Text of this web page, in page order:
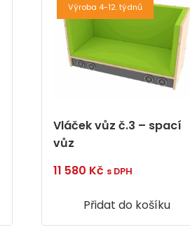
Výroba 4-12. týdnů
Vláček vůz č.3 – spací
vůz
11 580 Kč s DPH
Přidat do košíku